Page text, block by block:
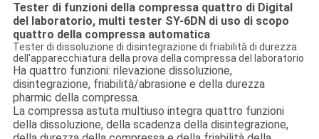
Tester di funzioni della compressa quattro di Digital
del laboratorio, multi tester SY-6DN di uso di scopo
quattro della compressa automatica
Tester di dissoluzione di disintegrazione di friabilità di durezza
dell'apparecchiatura della prova della compressa del laboratorio
Ha quattro funzioni: rilevazione dissoluzione,
disintegrazione, friabilità/abrasione e della durezza
pharmic della compressa.
La compressa astuta multiuso integra quattro funzioni
della dissoluzione, della scadenza della disintegrazione,